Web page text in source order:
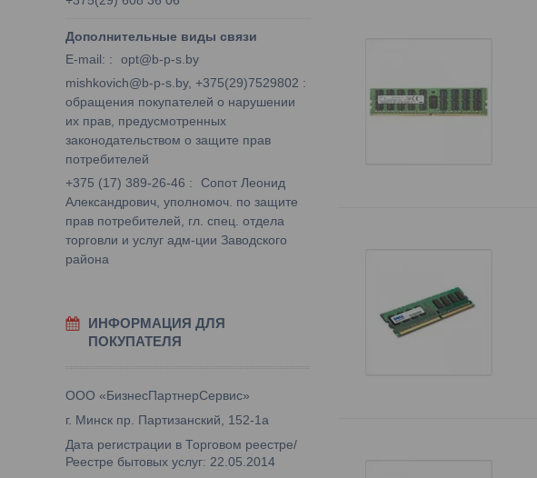
E-mail:
opt@b-p-s.by
mishkovich@b-p-s.by, +375(29)7529802
обращения покупателей о нарушении
их прав, предусмотренных
законодательством о защите прав
потребителей
+375 (17) 389-26-46
Сопот Леонид
Александрович, уполномоч. по защите
прав потребителей, гл. спец. отдела
торговли и услуг адм-ции Заводского
района
ИНФОРМАЦИЯ ДЛЯ
ПОКУПАТЕЛЯ
ООО «БизнесПартнерСервис»
г. Минск пр. Партизанский, 152-1а
Дата регистрации в Торговом реестре/
Реестре бытовых услуг: 22.05.2014